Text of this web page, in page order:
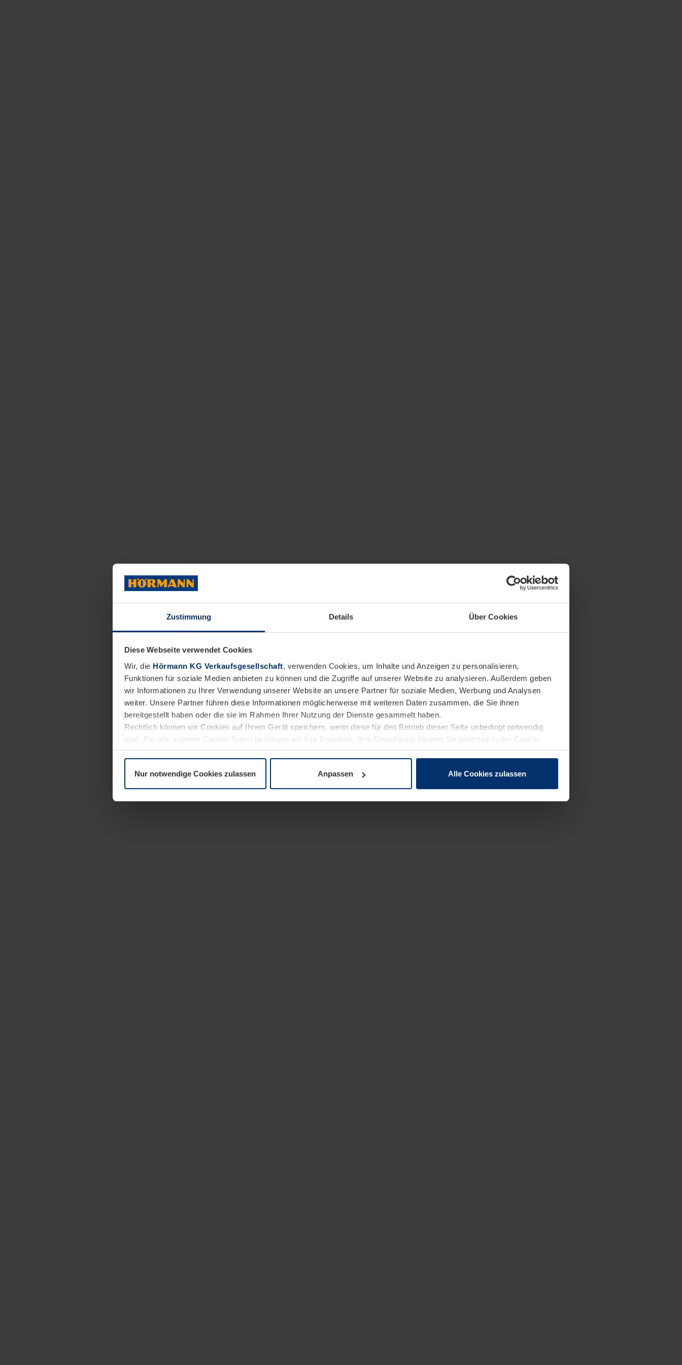
Zustimmung Details Über Cookies
Diese Webseite verwendet Cookies
Wir, die Hörmann KG Verkaufsgesellschaft, verwenden Cookies, um Inhalte und Anzeigen zu personalisieren,
Funktionen für soziale Medien anbieten zu können und die Zugriffe auf unserer Website zu analysieren. Außerdem geben
wir Informationen zu Ihrer Verwendung unserer Website an unsere Partner für soziale Medien, Werbung und Analysen
weiter. Unsere Partner führen diese Informationen möglicherweise mit weiteren Daten zusammen, die Sie ihnen
bereitgestellt haben oder die sie im Rahmen Ihrer Nutzung der Dienste gesammelt haben.
Rechtlich können wir Cookies auf Ihrem Gerät speichern, wenn diese für den Betrieb dieser Seite unbedingt notwendig
sind. Für alle anderen Cookie-Typen benötigen wir Ihre Erlaubnis. Ihre Einwilligung können Sie jederzeit in der Cookie-
Erläuterung auf der SeiteDatenschutzerklärungunserer Website ändern oder widerrufen.
Nur notwendige Cookies zulassen Anpassen Alle Cookies zulassen